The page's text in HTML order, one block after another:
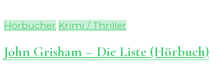
Hörbücher Krimi / Thriller
John Grisham – Die Liste (Hörbuch)